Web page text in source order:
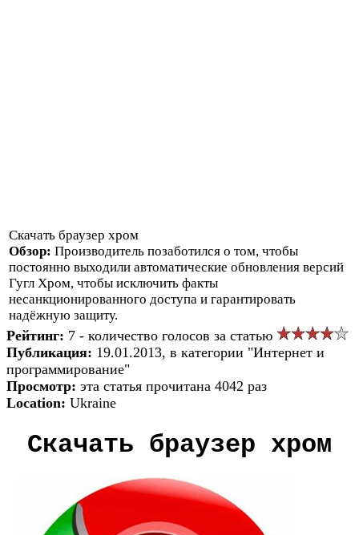
Скачать браузер хром
Обзор: Производитель позаботился о том, чтобы
постоянно выходили автоматические обновления версий
Гугл Хром, чтобы исключить факты
несанкционированного доступа и гарантировать
надёжную защиту.
Рейтинг: 7 - количество голосов за статью
Публикация: 19.01.2013, в категории "Интернет и
программирование"
Просмотр: эта статья прочитана 4042 раз
Location: Ukraine
Скачать браузер хром